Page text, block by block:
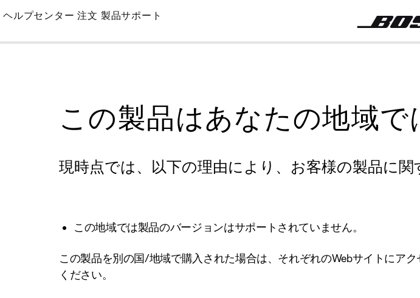
Skip
Main
ヘルプセンター 注文 製品サポート
この製品はあなたの地域
現時点では、以下の理由により、お客様の製品に
この地域では製品のバージョンはサポートされていません。
この製品を別の国/地域で購入された場合は、それぞれのWebサイトにア
ください。